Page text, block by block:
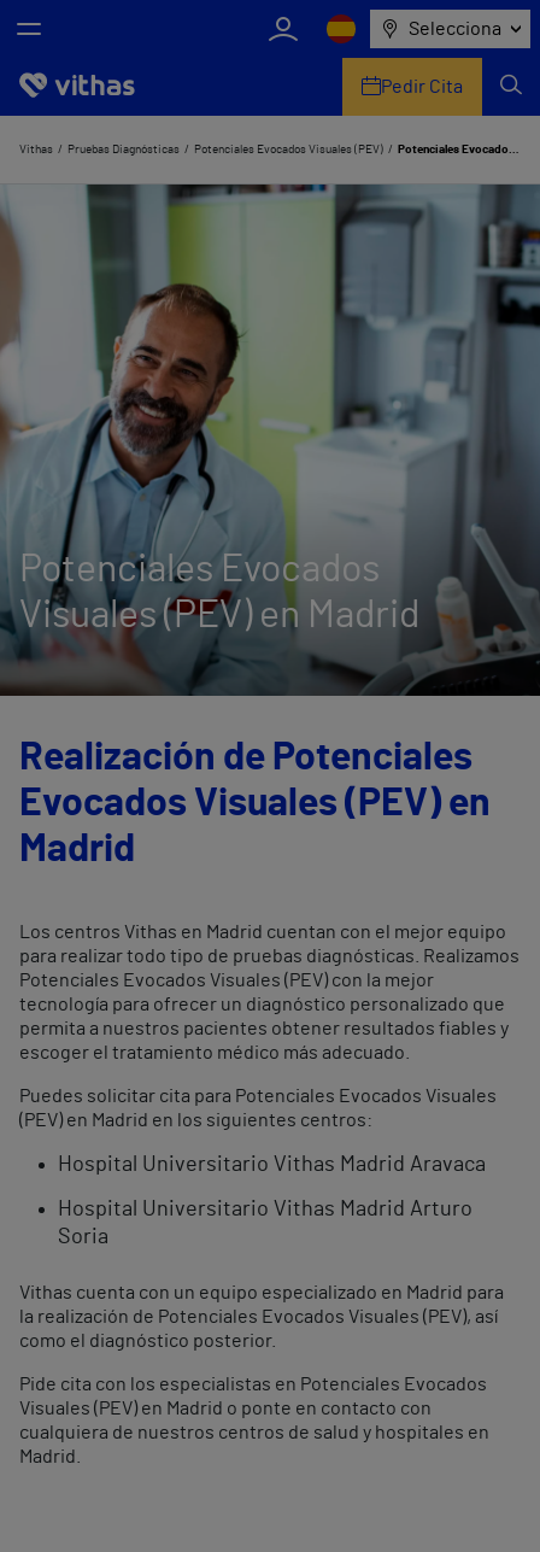
Selecciona
Nosotros
Equipo médico y asistencial
Información útil
Comunicación
Pedir Cita
Vithas Pruebas Diagnósticas Potenciales Evocados Visuales (PEV) Potenciales Evocados Visuales (PEV) en Madrid
Potenciales Evocados
Visuales (PEV) en Madrid
Realización de Potenciales
Evocados Visuales (PEV) en
Madrid
Los centros Vithas en Madrid cuentan con el mejor equipo
para realizar todo tipo de pruebas diagnósticas. Realizamos
Potenciales Evocados Visuales (PEV) con la mejor
tecnología para ofrecer un diagnóstico personalizado que
permita a nuestros pacientes obtener resultados fiables y
escoger el tratamiento médico más adecuado.
Puedes solicitar cita para Potenciales Evocados Visuales
(PEV) en Madrid en los siguientes centros:
Hospital Universitario Vithas Madrid Aravaca
Hospital Universitario Vithas Madrid Arturo
Soria
Vithas cuenta con un equipo especializado en Madrid para
la realización de Potenciales Evocados Visuales (PEV), así
como el diagnóstico posterior.
Pide cita con los especialistas en Potenciales Evocados
Visuales (PEV) en Madrid o ponte en contacto con
cualquiera de nuestros centros de salud y hospitales en
Madrid.